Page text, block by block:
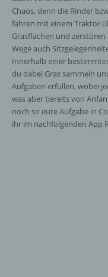
Chaos, denn die Rinder
fahren mit einem Traktor
Grasflächen und zerstören
Wege auch
Innerhalb einer
du dabei Gras sammeln
Aufgaben erfüllen, wobei
was aber bereits von
noch so eure Aufgabe in
ihr im nachfolgenden App